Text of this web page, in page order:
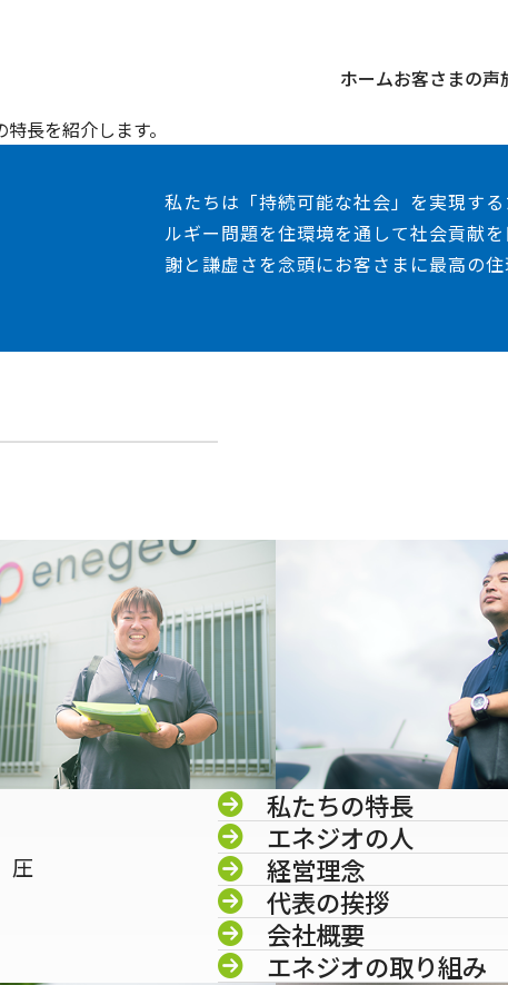
ホームお客さまの声
長を紹介します。
私たちは「持続可能な社会」を実現す
ルギー問題を住環境を通して社会貢献
謝と謙虚さを念頭にお客さまに最高の住
圧
私たちの特長
エネジオの人
経営理念
代表の挨拶
会社概要
エネジオの取り組み